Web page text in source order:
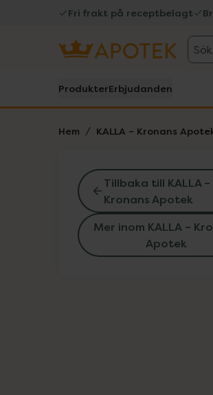
Fri frakt på receptbelagt
Sök
ProdukterErbjudanden
Hem KALLA – Kronans
Tillbaka till KALLA –
Kronans Apotek
Mer inom KALLA –
Apotek